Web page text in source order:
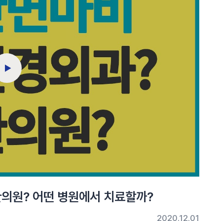
원? 어떤 병원에서 치료할까?
2020.12.01